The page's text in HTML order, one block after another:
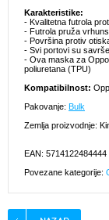
Karakteristike:
- Kvalitetna futrola
- Futrola pruža
- Površina protiv
- Svi portovi su
- Ova maska za
poliuretana (TPU)
Kompatibilnost:
Pakovanje: Bulk
Zemlja proizvodnje:
EAN: 5714122484444
Povezane kategorije: